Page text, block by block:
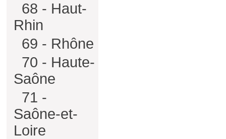
68 - Haut-
Rhin
69 - Rhône
70 - Haute-
Saône
71 -
Saône-et-
Loire